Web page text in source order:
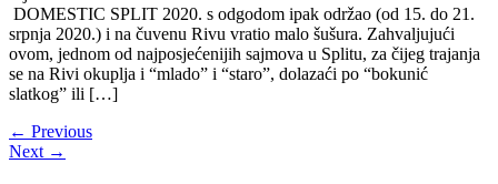
DOMESTIC SPLIT 2020. s odgodom ipak održao (od 15. do 21.
srpnja 2020.) i na čuvenu Rivu vratio malo šušura. Zahvaljujući
ovom, jednom od najposjećenijih sajmova u Splitu, za čijeg trajanja
se na Rivi okuplja i “mlado” i “staro”, dolazaći po “bokunić
slatkog” ili […]
← Previous
Next →